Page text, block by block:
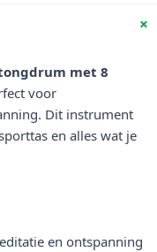
+
tongdrum met 8
voor
Dit instrument
en alles wat je
en ontspanning